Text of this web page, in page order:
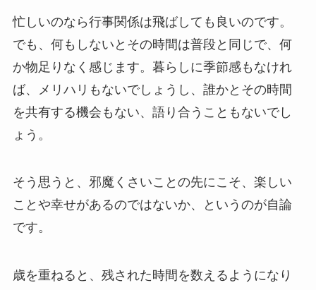
忙しいのなら行事関係は飛ばしても良いのです。
でも、何もしないとその時間は普段と同じで、何
か物足りなく感じます。暮らしに季節感もなけれ
ば、メリハリもないでしょうし、誰かとその時間
を共有する機会もない、語り合うこともないでし
ょう。
そう思うと、邪魔くさいことの先にこそ、楽しい
ことや幸せがあるのではないか、というのが自論
です。
歳を重ねると、残された時間を数えるようになり